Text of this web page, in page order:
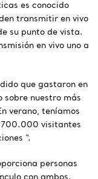
es conocido
transmitir en vivo
su punto de vista.
en vivo uno a
que gastaron en
sobre nuestro más
verano, teníamos
visitantes
“.
personas
con ambos.